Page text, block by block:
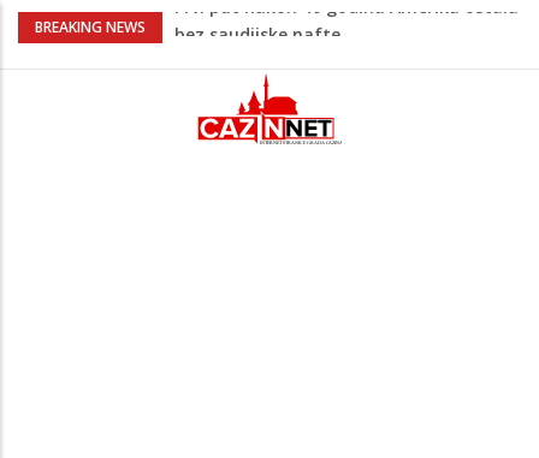
BREAKING NEWS
Vrućine pune hitne pomoći: Sve više
Šta je Vučić prešutio Zelenskom?
Putinovo ime nije smio da izgovori